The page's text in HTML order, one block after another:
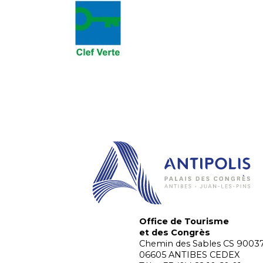
Office de Tourisme
et des Congrès
Chemin des Sables CS
06605 ANTIBES CEDEX